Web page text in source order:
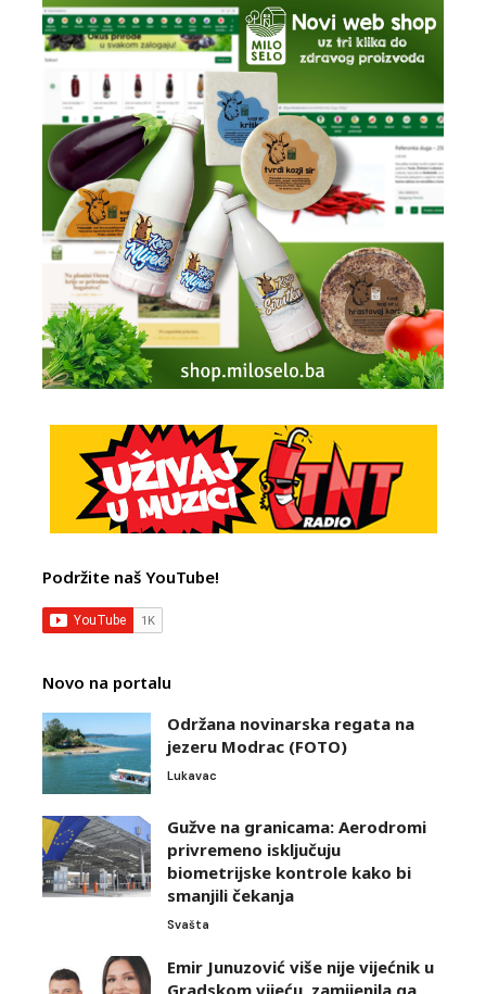
Podržite naš YouTube!
Novo na portalu
Održana novinarska regata na
jezeru Modrac (FOTO)
Lukavac
Gužve na granicama: Aerodromi
privremeno isključuju
biometrijske kontrole kako bi
smanjili čekanja
Svašta
Emir Junuzović više nije vijećnik u